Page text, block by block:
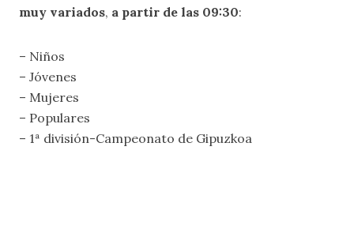
muy variados, a partir de las 09:30:
– Niños
– Jóvenes
– Mujeres
– Populares
– 1ª división-Campeonato de Gipuzkoa